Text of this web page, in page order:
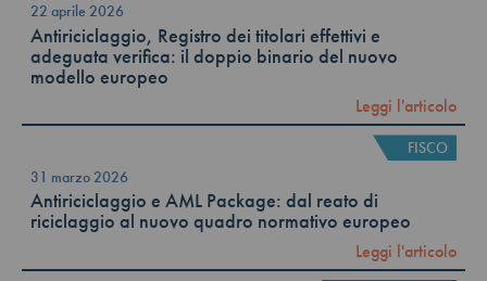
22 aprile 2026
Antiriciclaggio, Registro dei titolari effettivi e
adeguata verifica: il doppio binario del nuovo
modello europeo
Leggi l'articolo
FISCO
31 marzo 2026
Antiriciclaggio e AML Package: dal reato di
riciclaggio al nuovo quadro normativo europeo
Leggi l'articolo